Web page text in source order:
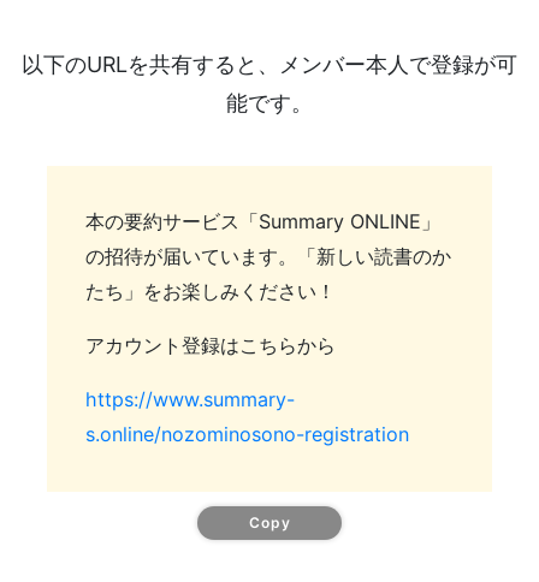
以下のURLを共有すると、メンバー本人で登録が可
能です。
本の要約サービス「Summary ONLINE」
の招待が届いています。「新しい読書のか
たち」をお楽しみください！
アカウント登録はこちらから
https://www.summary-
s.online/nozominosono-registration
Copy